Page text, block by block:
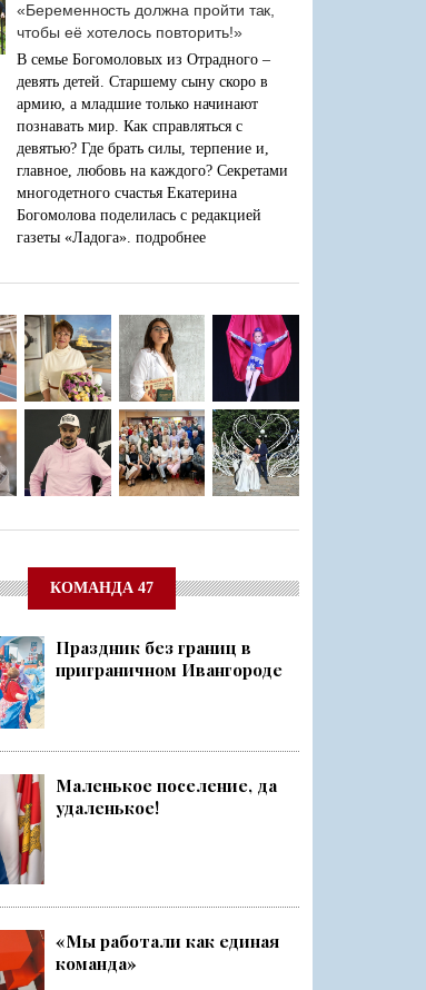
«Беременность должна пройти так,
чтобы её хотелось повторить!»
В семье Богомоловых из Отрадного –
девять детей. Старшему сыну скоро в
армию, а младшие только начинают
познавать мир. Как справляться с
девятью? Где брать силы, терпение и,
главное, любовь на каждого? Секретами
многодетного счастья Екатерина
Богомолова поделилась с редакцией
газеты «Ладога». подробнее
КОМАНДА 47
Праздник без границ в
приграничном Ивангороде
Маленькое поселение, да
удаленькое!
«Мы работали как единая
команда»